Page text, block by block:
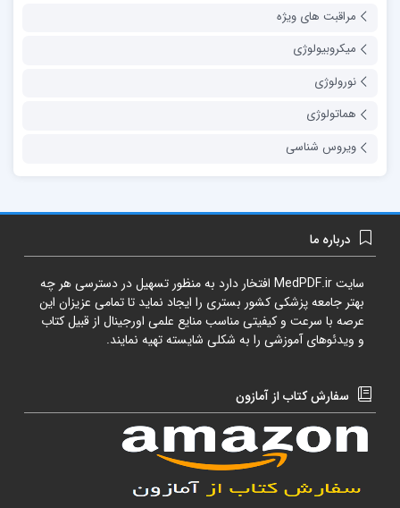
مراقبت های ویژه
میکروبیولوژی
نورولوژی
هماتولوژی
ویروس شناسی
درباره ما
سایتMedPDF.ir افتخار دارد به منظور تسهیل در دسترسی هر چه
بهتر جامعه پزشکی کشور بستری را ایجاد نماید تا تمامی عزیزان این
عرصه با سرعت و کیفیتی مناسب منایع علمی اورجینال از قبیل کتاب
و ویدئوهای آموزشی را به شکلی شایسته تهیه نمایند.
سفارش کتاب از آمازون